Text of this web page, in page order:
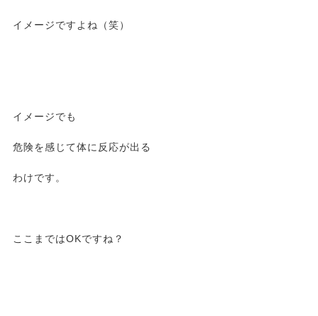
イメージですよね（笑）
イメージでも
危険を感じて体に反応が出る
わけです。
ここまではOKですね？